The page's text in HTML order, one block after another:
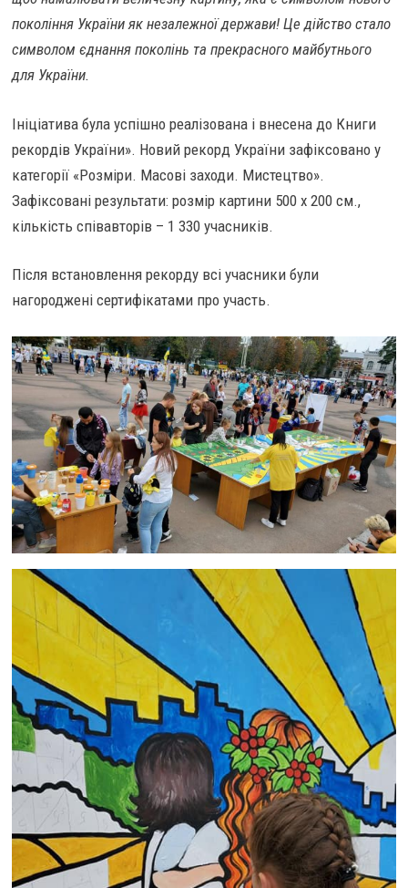
покоління України як незалежної держави! Це дійство стало
символом єднання поколінь та прекрасного майбутнього
для України.
Ініціатива була успішно реалізована і внесена до Книги
рекордів України». Новий рекорд України зафіксовано у
категорії «Розміри. Масові заходи. Мистецтво».
Зафіксовані результати: розмір картини 500 х 200 см.,
кількість співавторів – 1 330 учасників.
Після встановлення рекорду всі учасники були
нагороджені сертифікатами про участь.